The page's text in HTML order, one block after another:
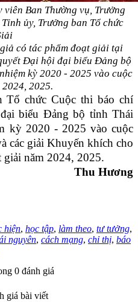
Ban Thường vụ, Trưởng
ủy, Trưởng ban Tổ chức
có tác phẩm đoạt giải tại
Đại hội đại biểu Đảng bộ
kỳ 2020 - 2025 vào cuộc
2025.
Tổ chức Cuộc thi báo chí
biểu Đảng bộ tỉnh Thái
kỳ 2020 - 2025 vào cuộc
các giải Khuyến khích cho
giải năm 2024, 2025.
Thu Hương
hiện, học tập, làm theo, tư tưởng,
nguyên, cách mạng, chỉ thị, báo
0 đánh giá
giá bài viết